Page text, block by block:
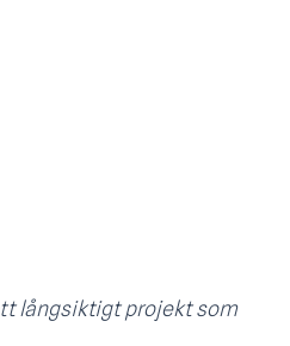
långsiktigt projekt som